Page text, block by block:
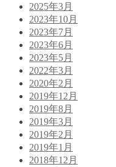
2025年3月
2023年10月
2023年7月
2023年6月
2023年5月
2022年3月
2020年2月
2019年12月
2019年8月
2019年3月
2019年2月
2019年1月
2018年12月